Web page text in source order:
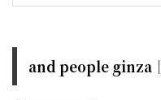
and people ginza